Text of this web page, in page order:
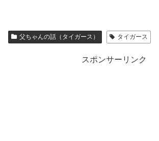
父ちゃんの話（タイガース） タイガース
スポンサーリンク